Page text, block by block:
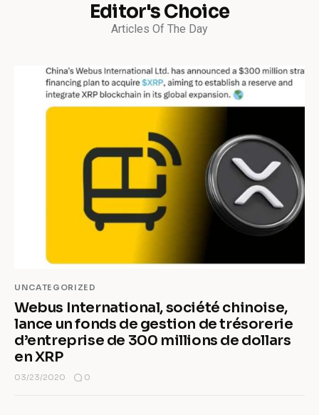
Editor's Choice
Articles Of The Day
UNCATEGORIZED
Webus International, société chinoise,
lance un fonds de gestion de trésorerie
d’entreprise de 300 millions de dollars
en XRP
03/23/2020 0